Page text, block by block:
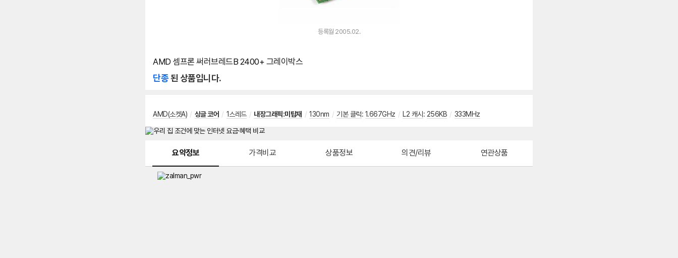
등록월 2005.02.
AMD 셈프론 써러브레드B 2400+ 그레이박스
단종된 상품입니다.
AMD(소켓A) / 싱글 코어 / 1스레드 / 내장그래픽:미탑재 / 130nm / 기본 클럭: 1.667GHz / L2 캐시 : 256KB / 333MHz
요약정보 가격비교 상품정보 의견/리뷰 연관상품